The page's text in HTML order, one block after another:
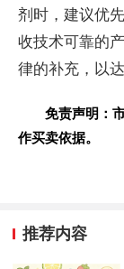
剂时，建议优
收技术可靠的
律的补充，以
免责声明：
作买卖依据。
推荐内容